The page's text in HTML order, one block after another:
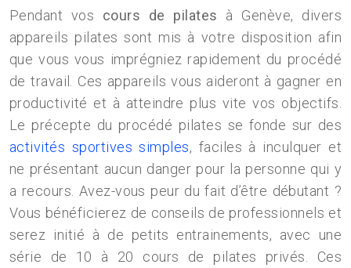
Pendant vos cours de pilates à Genève, divers
appareils pilates sont mis à votre disposition afin
que vous vous imprégniez rapidement du procédé
de travail. Ces appareils vous aideront à gagner en
productivité et à atteindre plus vite vos objectifs.
Le précepte du procédé pilates se fonde sur des
activités sportives simples, faciles à inculquer et
ne présentant aucun danger pour la personne qui y
a recours. Avez-vous peur du fait d’être débutant ?
Vous bénéficierez de conseils de professionnels et
serez initié à de petits entrainements, avec une
série de 10 à 20 cours de pilates privés. Ces